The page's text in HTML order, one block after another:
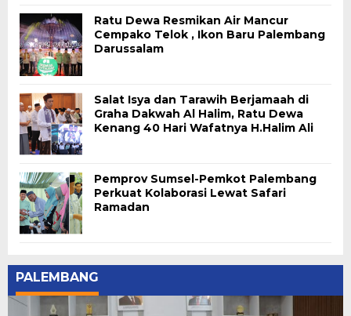
Ratu Dewa Resmikan Air Mancur
Cempako Telok , Ikon Baru Palembang
Darussalam
Salat Isya dan Tarawih Berjamaah di
Graha Dakwah Al Halim, Ratu Dewa
Kenang 40 Hari Wafatnya H.Halim Ali
Pemprov Sumsel-Pemkot Palembang
Perkuat Kolaborasi Lewat Safari
Ramadan
PALEMBANG